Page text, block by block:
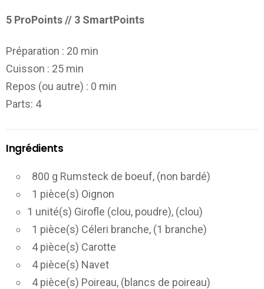
5 ProPoints // 3 SmartPoints
Préparation : 20 min
Cuisson : 25 min
Repos (ou autre) : 0 min
Parts: 4
Ingrédients
800 g Rumsteck de boeuf, (non bardé)
1 pièce(s) Oignon
1 unité(s) Girofle (clou, poudre), (clou)
1 pièce(s) Céleri branche, (1 branche)
4 pièce(s) Carotte
4 pièce(s) Navet
4 pièce(s) Poireau, (blancs de poireau)